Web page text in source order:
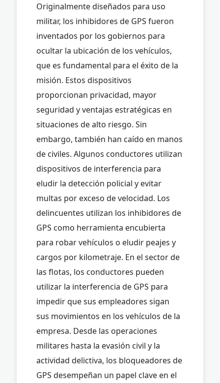
Originalmente diseñados para uso
militar, los inhibidores de GPS fueron
inventados por los gobiernos para
ocultar la ubicación de los vehículos,
que es fundamental para el éxito de la
misión. Estos dispositivos
proporcionan privacidad, mayor
seguridad y ventajas estratégicas en
situaciones de alto riesgo. Sin
embargo, también han caído en manos
de civiles. Algunos conductores utilizan
dispositivos de interferencia para
eludir la detección policial y evitar
multas por exceso de velocidad. Los
delincuentes utilizan los inhibidores de
GPS como herramienta encubierta
para robar vehículos o eludir peajes y
cargos por kilometraje. En el sector de
las flotas, los conductores pueden
utilizar la interferencia de GPS para
impedir que sus empleadores sigan
sus movimientos en los vehículos de la
empresa. Desde las operaciones
militares hasta la evasión civil y la
actividad delictiva, los bloqueadores de
GPS desempeñan un papel clave en el